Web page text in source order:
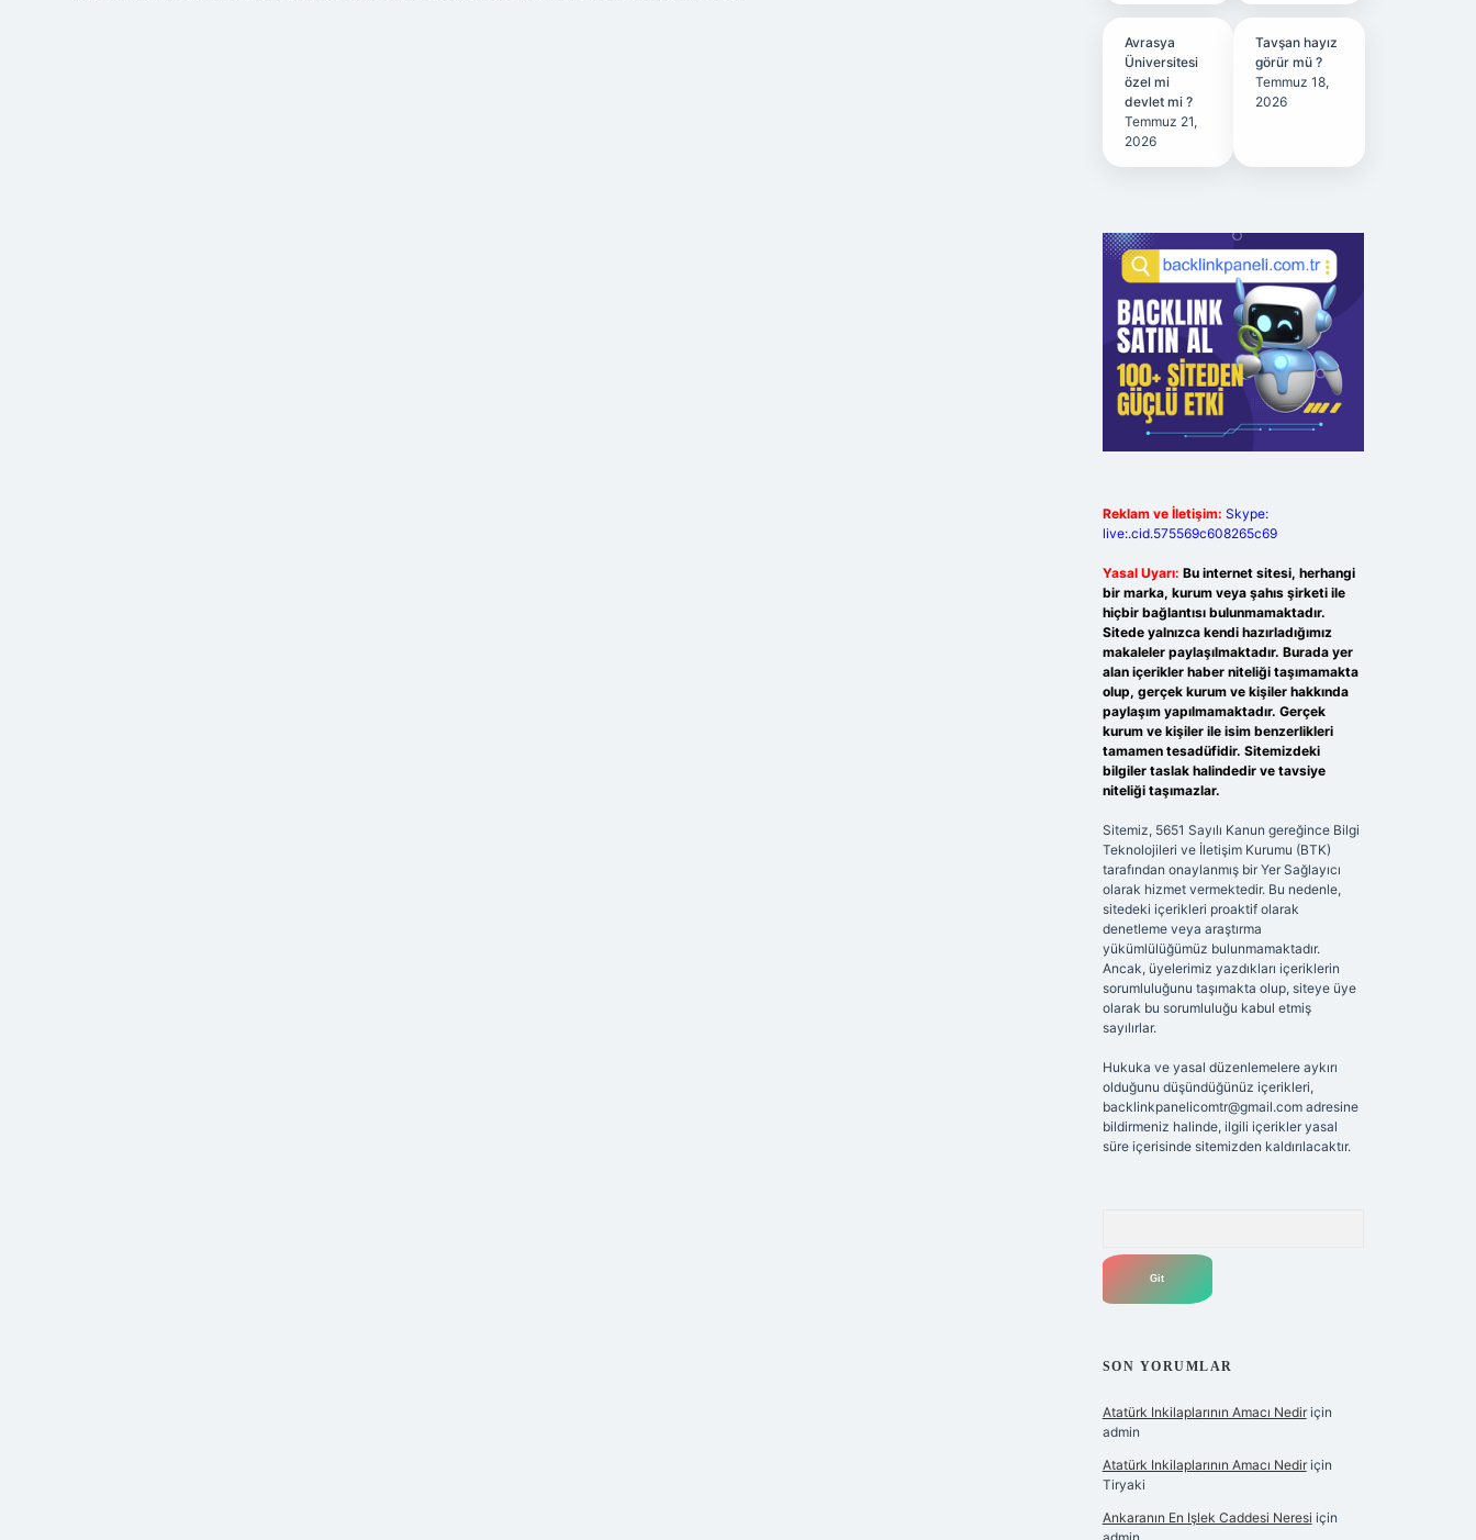
Avrasya
Üniversitesi
özel mi
devlet mi ?
Temmuz 21,
2026
Tavşan hayız
görür mü ?
Temmuz 18,
2026
Reklam ve İletişim: Skype:
live:.cid.575569c608265c69
Yasal Uyarı: Bu internet sitesi, herhangi
bir marka, kurum veya şahıs şirketi ile
hiçbir bağlantısı bulunmamaktadır.
Sitede yalnızca kendi hazırladığımız
makaleler paylaşılmaktadır. Burada yer
alan içerikler haber niteliği taşımamakta
olup, gerçek kurum ve kişiler hakkında
paylaşım yapılmamaktadır. Gerçek
kurum ve kişiler ile isim benzerlikleri
tamamen tesadüfidir. Sitemizdeki
bilgiler taslak halindedir ve tavsiye
niteliği taşımazlar.
Sitemiz, 5651 Sayılı Kanun gereğince Bilgi
Teknolojileri ve İletişim Kurumu (BTK)
tarafından onaylanmış bir Yer Sağlayıcı
olarak hizmet vermektedir. Bu nedenle,
sitedeki içerikleri proaktif olarak
denetleme veya araştırma
yükümlülüğümüz bulunmamaktadır.
Ancak, üyelerimiz yazdıkları içeriklerin
sorumluluğunu taşımakta olup, siteye üye
olarak bu sorumluluğu kabul etmiş
sayılırlar.
Hukuka ve yasal düzenlemelere aykırı
olduğunu düşündüğünüz içerikleri,
backlinkpanelicomtr@gmail.comadresine
bildirmeniz halinde, ilgili içerikler yasal
süre içerisinde sitemizden kaldırılacaktır.
SON YORUMLAR
Atatürk Inkilaplarının Amacı Nediriçin
admin
Atatürk Inkilaplarının Amacı Nediriçin
Tiryaki
Ankaranın En Işlek Caddesi Neresi için